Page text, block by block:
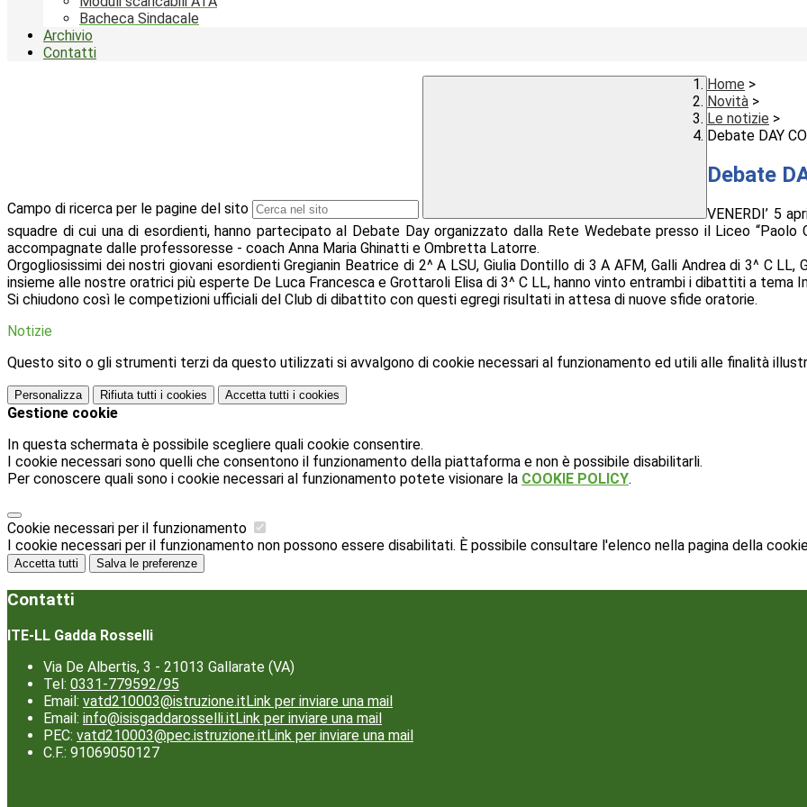
Bacheca Sindacale
Archivio
Contatti
Campo di ricerca per le pagine del sito
Home >
Novità >
Le notizie >
Debate DAY
Debate
VENERDI’ 5
squadre di cui una di esordienti, hanno partecipato al Debate Day organizzato dalla Rete Wedebate presso il Liceo “Paolo
accompagnate dalle professoresse - coach Anna Maria Ghinatti e Ombretta Latorre.
Orgogliosissimi dei nostri giovani esordienti Gregianin Beatrice di 2^ A LSU, Giulia Dontillo di 3 A AFM, Galli Andrea di 3^ C
insieme alle nostre oratrici più esperte De Luca Francesca e Grottaroli Elisa di 3^ C LL, hanno vinto entrambi i dibattiti a tema
Si chiudono così le competizioni ufficiali del Club di dibattito con questi egregi risultati in attesa di nuove sfide oratorie.
Notizie
Questo sito o gli strumenti terzi da questo utilizzati si avvalgono di cookie necessari al funzionamento ed utili alle finalità
Personalizza Rifiuta tutti i cookies Accetta tutti i cookies
Gestione cookie
In questa schermata è possibile scegliere quali cookie consentire.
I cookie necessari sono quelli che consentono il funzionamento della piattaforma e non è possibile disabilitarli.
Per conoscere quali sono i cookie necessari al funzionamento potete visionare la COOKIE POLICY.
Cookie necessari per il funzionamento
I cookie necessari per il funzionamento non possono essere disabilitati. È possibile consultare l'elenco nella pagina della
Accetta tutti Salva le preferenze
Contatti
ITE-LL Gadda Rosselli
Via De Albertis, 3 - 21013 Gallarate (VA)
Tel: 0331-779592/95
Email: vatd210003@istruzione.itLink per inviare una mail
Email: info@isisgaddarosselli.itLink per inviare una mail
PEC: vatd210003@pec.istruzione.itLink per inviare una mail
C.F.: 91069050127